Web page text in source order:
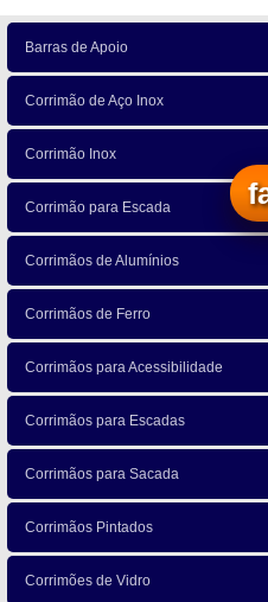
Barras de Apoio
Corrimão de Aço Inox
Corrimão Inox
Corrimão para Escada
Corrimãos de Alumínios
Corrimãos de Ferro
Corrimãos para Acessibilidade
Corrimãos para Escadas
Corrimãos para Sacada
Corrimãos Pintados
Corrimões de Vidro